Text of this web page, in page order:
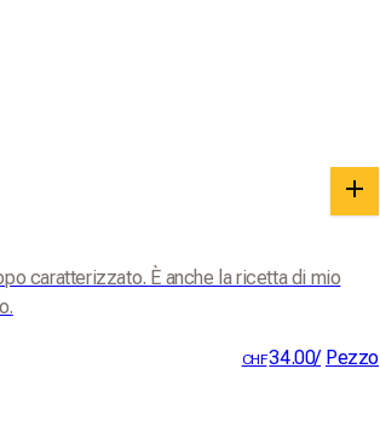
caratterizzato. È anche la ricetta di mio
CHF34.00/ Pezzo